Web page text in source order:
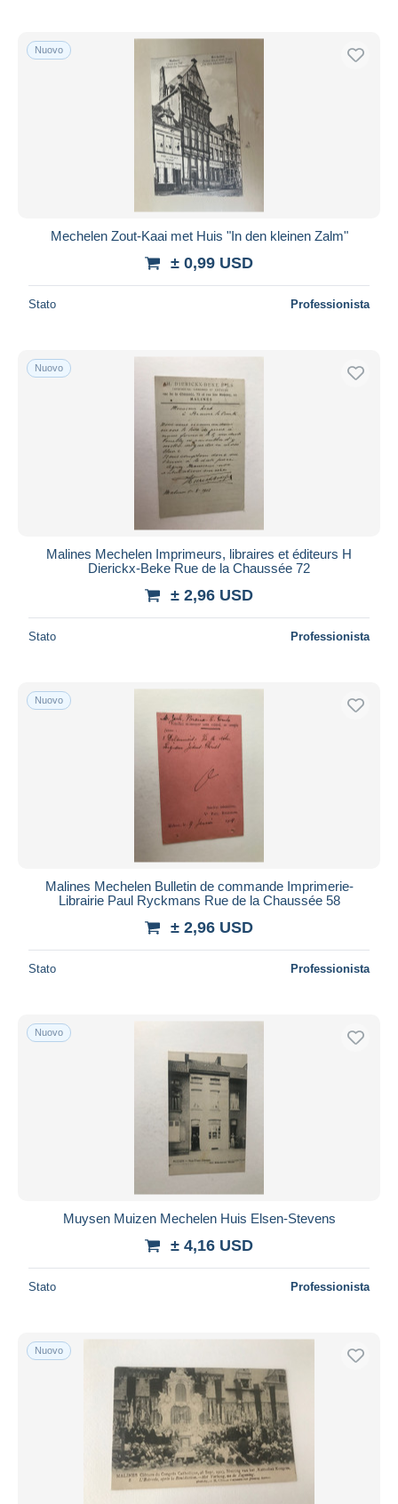
Nuovo
Mechelen Zout-Kaai met Huis "In den kleinen Zalm"
± 0,99 USD
Stato Professionista
Nuovo
Malines Mechelen Imprimeurs, libraires et éditeurs H
Dierickx-Beke Rue de la Chaussée 72
± 2,96 USD
Stato Professionista
Nuovo
Malines Mechelen Bulletin de commande Imprimerie-
Librairie Paul Ryckmans Rue de la Chaussée 58
± 2,96 USD
Stato Professionista
Nuovo
Muysen Muizen Mechelen Huis Elsen-Stevens
± 4,16 USD
Stato Professionista
Nuovo